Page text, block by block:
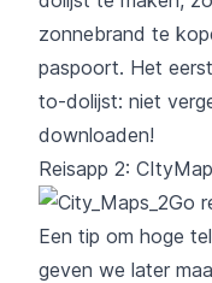
zonnebrand te
paspoort. Het
to-dolijst: niet
downloaden!
Reisapp 2:
Een tip om hoge
geven we later